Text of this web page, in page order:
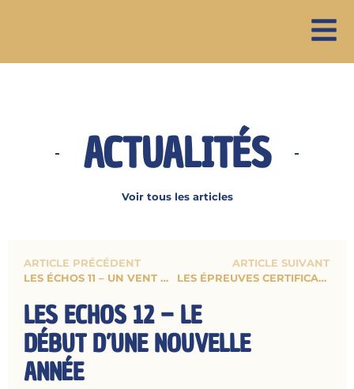
ACTUALITÉS
Voir tous les articles
ARTICLE PRÉCÉDENT
LES ÉCHOS 11 – UN VENT D’AVENTURE
ARTICLE SUIVANT
LES ÉPREUVES CERTIFICATIVES ET L’ACCÈS AUX ÉTUDES SUPÉRIEURES
LES ECHOS 12 – LE
DÉBUT D’UNE NOUVELLE
ANNÉE